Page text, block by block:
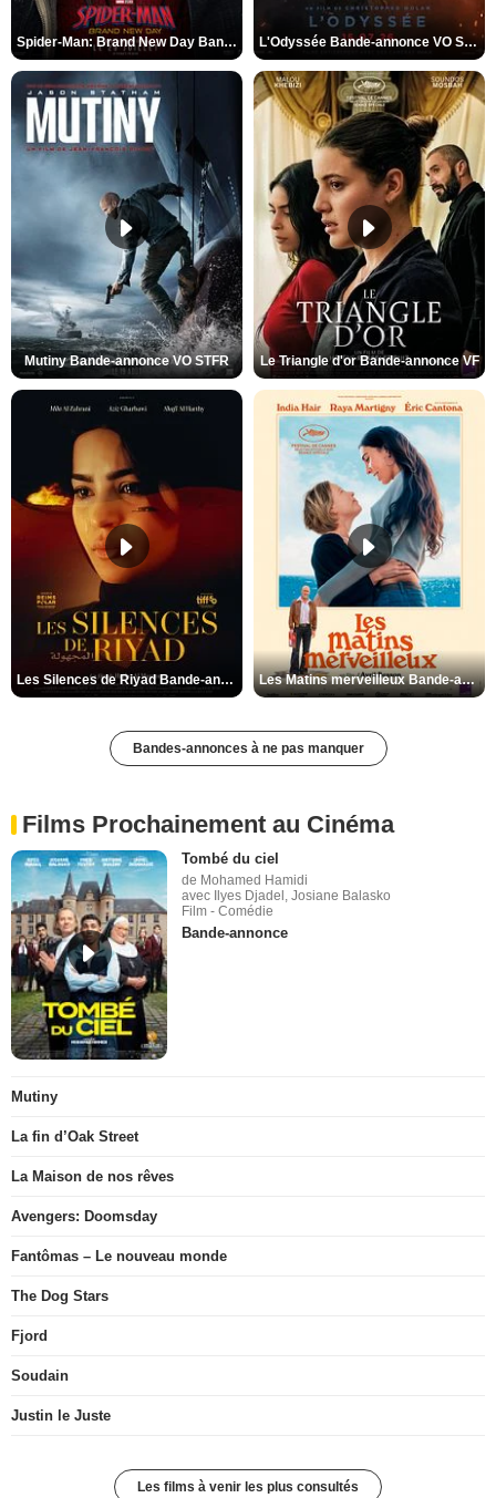
Spider-Man: Brand New Day Bande-annonce VO STFR L'Odyssée Bande-annonce VO STFR
Mutiny Bande-annonce VO STFR Le Triangle d'or Bande-annonce VF
Les Silences de Riyad Bande-annonce VO STFR Les Matins merveilleux Bande-annonce VF
Bandes-annonces à ne pas manquer
Films Prochainement au Cinéma
Tombé du ciel
de Mohamed Hamidi
avec Ilyes Djadel, Josiane Balasko
Film - Comédie
Bande-annonce
Mutiny
La fin d’Oak Street
La Maison de nos rêves
Avengers: Doomsday
Fantômas – Le nouveau monde
The Dog Stars
Fjord
Soudain
Justin le Juste
Les films à venir les plus consultés